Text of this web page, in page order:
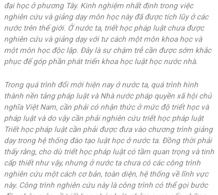
đại học ở phương Tây. Kinh nghiệm nhất định trong việc
nghiên cứu và giảng dạy môn học này đã được tích lũy ở các
nước trên thế giới. Ở nước ta, triết học pháp luật chưa được
nghiên cứu và giảng dạy với tư cách một môn khoa học và
một môn học độc lập. Đây là sự chậm trễ cần được sớm khắc
phục để góp phần phát triển khoa học luật học nước nhà.
Trong quá trình đổi mới hiện nay ở nước ta, quá trình hình
thành nền tảng pháp luật và Nhà nước pháp quyền xã hội chủ
nghĩa Việt Nam, cần phải có nhận thức ở mức độ triết học và
pháp luật và do vậy cần phải nghiên cứu triết học pháp luật
Triết học pháp luật cần phải được đưa vào chương trình giảng
dạy trong hệ thống đào tạo luật học ở nước ta. Đồng thời phải
thấy rằng, cho dù triết học pháp luật có tầm quan trọng và tinh
cấp thiết như vậy, nhưng ở nước ta chưa có các công trình
nghiên cứu một cách cơ bản, toàn diện, hệ thống về lĩnh vực
này. Công trình nghiên cứu này là công trình có thể gọi bước